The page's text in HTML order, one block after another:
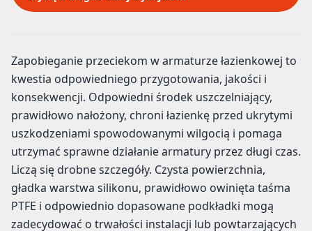
Zapobieganie przeciekom w armaturze łazienkowej to
kwestia odpowiedniego przygotowania, jakości i
konsekwencji. Odpowiedni środek uszczelniający,
prawidłowo nałożony, chroni łazienkę przed ukrytymi
uszkodzeniami spowodowanymi wilgocią i pomaga
utrzymać sprawne działanie armatury przez długi czas.
Liczą się drobne szczegóły. Czysta powierzchnia,
gładka warstwa silikonu, prawidłowo owinięta taśma
PTFE i odpowiednio dopasowane podkładki mogą
zadecydować o trwałości instalacji lub powtarzających